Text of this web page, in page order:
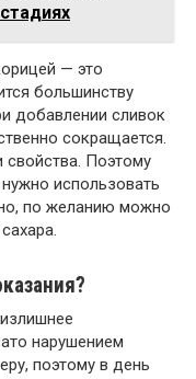
— это
большинству
добавлении сливок
сокращается.
Поэтому
использовать
по желанию можно
нарушением
поэтому в день